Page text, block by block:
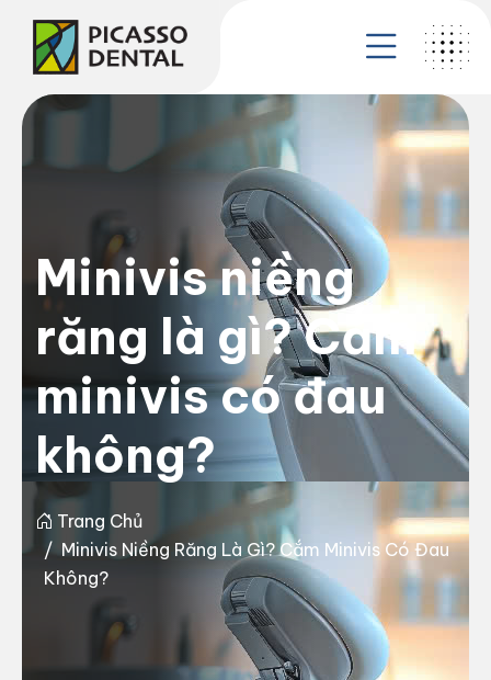
Minivis niềng
răng là gì? Cắm
minivis có đau
không?
Trang Chủ
Minivis Niềng Răng Là Gì? Cắm Minivis Có Đau
Không?